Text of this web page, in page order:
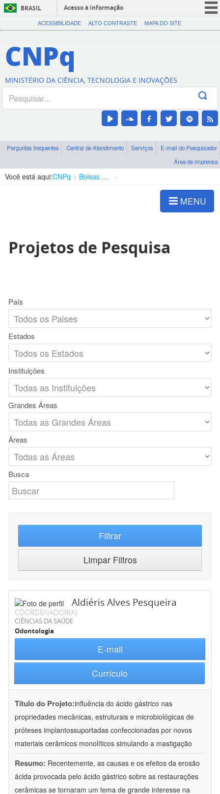
BRASIL
Acesso à informação
CORONAVÍRUS (COVID-19)
Canais
ACESSIBILIDADE ALTO CONTRASTE MAPA DO SITE
CNPq
MINISTÉRIO DA CIÊNCIA, TECNOLOGIA E INOVAÇÕES
Perguntas frequentes Central de Atendimento Serviços
E-mail do Pesquisador
Área de imprensa
Você está aqui:CNPq Bolsas e Auxílios Vigentes
MENU
Projetos de Pesquisa
País
Estados
Instituições
Grandes Áreas
Áreas
Busca
Filtrar
Limpar Filtros
Aldiéris Alves Pesqueira
COORDENADOR(A)
CIÊNCIAS DA SAÚDE
Odontologia
E-mail
Currículo
Título do Projeto:influência do ácido gástrico nas
propriedades mecânicas, estruturais e microbiológicas de
próteses implantossuportadas confeccionadas por novos
materiais cerâmicos monolíticos simulando a mastigação
Resumo: Recentemente, as causas e os efeitos da erosão
ácida provocada pelo ácido gástrico sobre as restaurações
cerâmicas se tornaram um tema de grande interesse na